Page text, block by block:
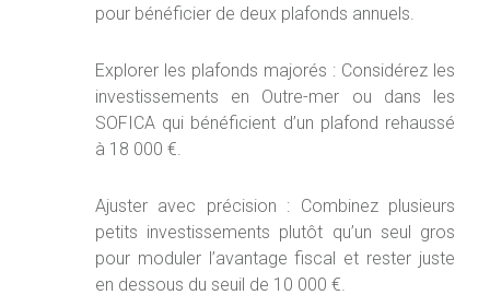
pour bénéficier de deux plafonds annuels.
Explorer les plafonds majorés : Considérez les
investissements en Outre-mer ou dans les
SOFICA qui bénéficient d’un plafond rehaussé
à 18 000 €.
Ajuster avec précision : Combinez plusieurs
petits investissements plutôt qu’un seul gros
pour moduler l’avantage fiscal et rester juste
en dessous du seuil de 10 000 €.